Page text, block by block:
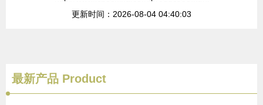
更新时间：2026-08-04 04:40:03
最新产品 Product